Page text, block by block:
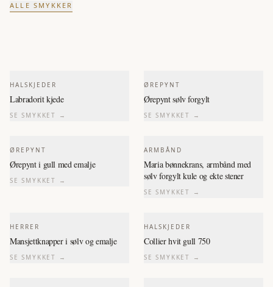
ALLE SMYKKER
HALSKJEDER
Labradorit kjede
SE SMYKKET →
ØREPYNT
Ørepynt sølv forgylt
SE SMYKKET →
ØREPYNT
Ørepynt i gull med emalje
SE SMYKKET →
ARMBÅND
Maria bønnekrans, armbånd med
sølv forgylt kule og ekte stener
SE SMYKKET →
HERRER
Mansjettknapper i sølv og emalje
SE SMYKKET →
HALSKJEDER
Collier hvit gull 750
SE SMYKKET →